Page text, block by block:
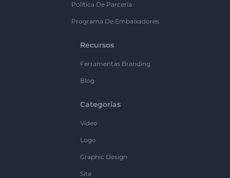
Política De Parceria
Programa De Embaixadores
Recursos
Ferramentas Branding
Blog
Categorias
Vídeo
Logo
Graphic Design
Site